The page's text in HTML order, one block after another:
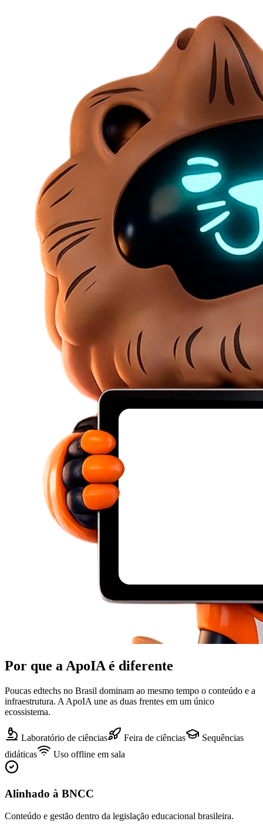
Por que a ApoIA é diferente
Poucas edtechs no Brasil dominam ao mesmo tempo o conteúdo e a
infraestrutura. A ApoIA une as duas frentes em um único
ecossistema.
Laboratório de ciências Feira de ciências
Sequências
didáticas
Uso offline em sala
Alinhado à BNCC
Conteúdo e gestão dentro da legislação educacional brasileira.